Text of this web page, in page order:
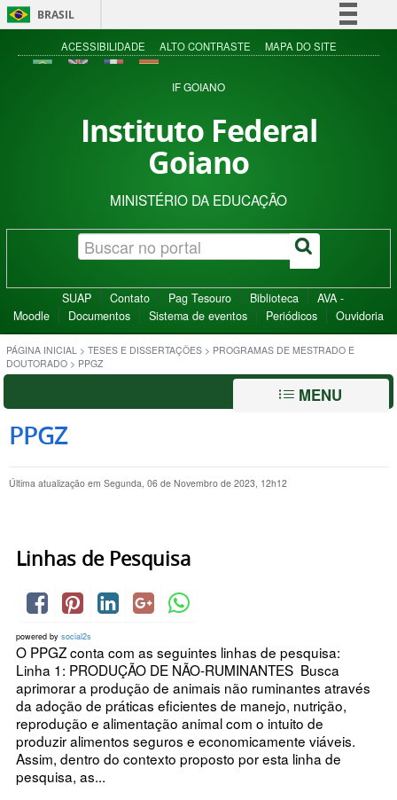
BRASIL
Simplifique!
Acesso à informação
ACESSIBILIDADE ALTO CONTRASTE MAPA DO SITE
IF GOIANO
Instituto Federal
Goiano
MINISTÉRIO DA EDUCAÇÃO
SUAP Contato Pag Tesouro Biblioteca
AVA -
Moodle
Documentos Sistema de eventos Periódicos Ouvidoria
PÁGINA INICIAL > TESES E DISSERTAÇÕES > PROGRAMAS DE MESTRADO E
DOUTORADO > PPGZ
MENU
PPGZ
Última atualização em Segunda, 06 de Novembro de 2023, 12h12
Linhas de Pesquisa
powered by social2s
O PPGZ conta com as seguintes linhas de pesquisa:
Linha 1: PRODUÇÃO DE NÃO-RUMINANTES Busca
aprimorar a produção de animais não ruminantes através
da adoção de práticas eficientes de manejo, nutrição,
reprodução e alimentação animal com o intuito de
produzir alimentos seguros e economicamente viáveis.
Assim, dentro do contexto proposto por esta linha de
pesquisa, as...